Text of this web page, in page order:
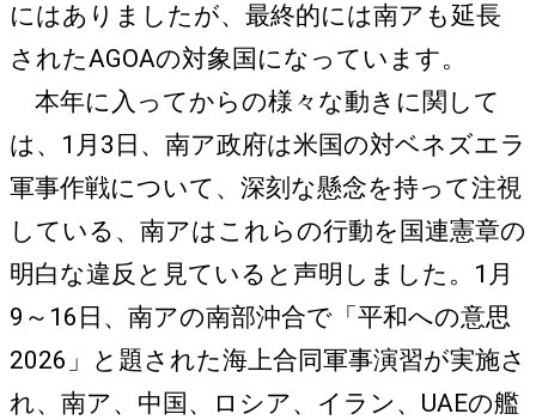
にはありましたが、最終的には南アも延長
されたAGOAの対象国になっています。
本年に入ってからの様々な動きに関して
は、1月3日、南ア政府は米国の対ベネズエラ
軍事作戦について、深刻な懸念を持って注視
している、南アはこれらの行動を国連憲章の
明白な違反と見ていると声明しました。1月
9～16日、南アの南部沖合で「平和への意思
2026」と題された海上合同軍事演習が実施さ
れ、南ア、中国、ロシア、イラン、UAEの艦